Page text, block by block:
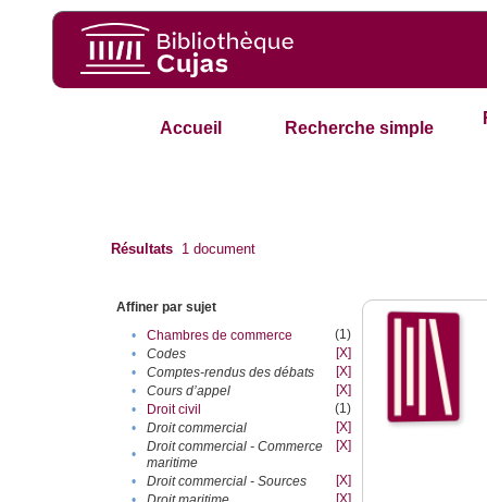
Accueil Recherche simple
Résultats 1 document
Affiner par sujet
•
Chambres de commerce
(1)
•
Codes
[X]
•
Comptes-rendus des débats
[X]
•
Cours d’appel
[X]
•
Droit civil
(1)
•
Droit commercial
[X]
•
Droit commercial - Commerce
maritime
[X]
• Droit commercial - Sources
[X]